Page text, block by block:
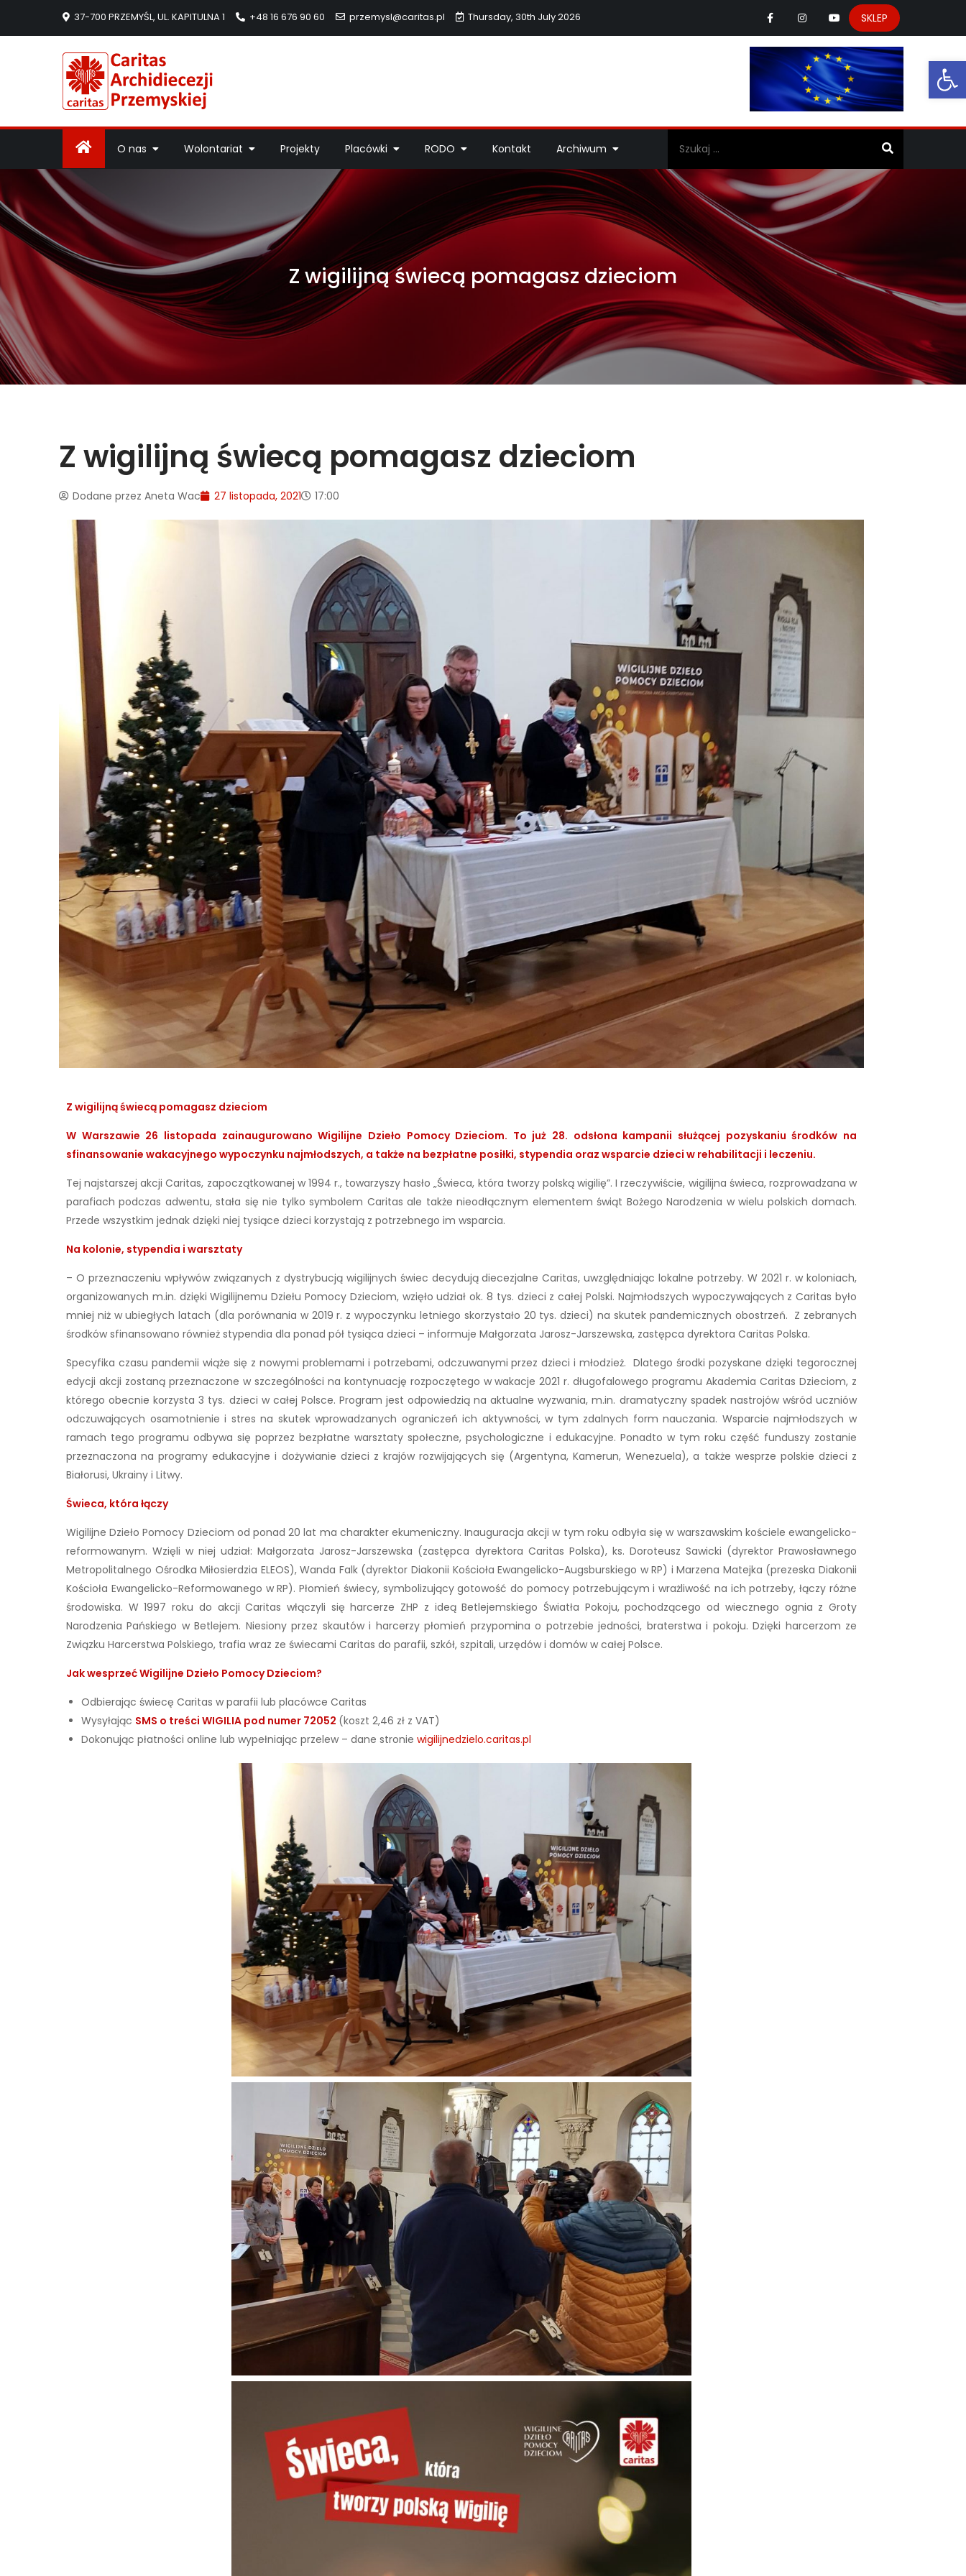
37-700 PRZEMYŚL, UL. KAPITULNA 1 +48 16 676 90 60 przemysl@caritas.pl Thursday, 30th July 2026 SKLEP
O nas Wolontariat Projekty Placówki RODO Kontakt Archiwum
Z wigilijną świecą pomagasz dzieciom
Z wigilijną świecą pomagasz dzieciom
Dodane przez Aneta Wac 27 listopada, 2021 17:00
Z wigilijną świecą pomagasz dzieciom
W Warszawie 26 listopada zainaugurowano Wigilijne Dzieło Pomocy Dzieciom. To już 28. odsłona kampanii służącej pozyskaniu środków na
sfinansowanie wakacyjnego wypoczynku najmłodszych, a także na bezpłatne posiłki, stypendia oraz wsparcie dzieci w rehabilitacji i leczeniu.
Tej najstarszej akcji Caritas, zapoczątkowanej w 1994 r., towarzyszy hasło „Świeca, która tworzy polską wigilię”. I rzeczywiście, wigilijna świeca, rozprowadzana w
parafiach podczas adwentu, stała się nie tylko symbolem Caritas ale także nieodłącznym elementem świąt Bożego Narodzenia w wielu polskich domach.
Przede wszystkim jednak dzięki niej tysiące dzieci korzystają z potrzebnego im wsparcia.
Na kolonie, stypendia i warsztaty
– O przeznaczeniu wpływów związanych z dystrybucją wigilijnych świec decydują diecezjalne Caritas, uwzględniając lokalne potrzeby. W 2021 r. w koloniach,
organizowanych m.in. dzięki Wigilijnemu Dziełu Pomocy Dzieciom, wzięło udział ok. 8 tys. dzieci z całej Polski. Najmłodszych wypoczywających z Caritas było
mniej niż w ubiegłych latach (dla porównania w 2019 r. z wypoczynku letniego skorzystało 20 tys. dzieci) na skutek pandemicznych obostrzeń. Z zebranych
środków sfinansowano również stypendia dla ponad pół tysiąca dzieci – informuje Małgorzata Jarosz-Jarszewska, zastępca dyrektora Caritas Polska.
Specyfika czasu pandemii wiąże się z nowymi problemami i potrzebami, odczuwanymi przez dzieci i młodzież. Dlatego środki pozyskane dzięki tegorocznej
edycji akcji zostaną przeznaczone w szczególności na kontynuację rozpoczętego w wakacje 2021 r. długofalowego programu Akademia Caritas Dzieciom, z
którego obecnie korzysta 3 tys. dzieci w całej Polsce. Program jest odpowiedzią na aktualne wyzwania, m.in. dramatyczny spadek nastrojów wśród uczniów
odczuwających osamotnienie i stres na skutek wprowadzanych ograniczeń ich aktywności, w tym zdalnych form nauczania. Wsparcie najmłodszych w
ramach tego programu odbywa się poprzez bezpłatne warsztaty społeczne, psychologiczne i edukacyjne. Ponadto w tym roku część funduszy zostanie
przeznaczona na programy edukacyjne i dożywianie dzieci z krajów rozwijających się (Argentyna, Kamerun, Wenezuela), a także wesprze polskie dzieci z
Białorusi, Ukrainy i Litwy.
Świeca, która łączy
Wigilijne Dzieło Pomocy Dzieciom od ponad 20 lat ma charakter ekumeniczny. Inauguracja akcji w tym roku odbyła się w warszawskim kościele ewangelicko-
reformowanym. Wzięli w niej udział: Małgorzata Jarosz-Jarszewska (zastępca dyrektora Caritas Polska), ks. Doroteusz Sawicki (dyrektor Prawosławnego
Metropolitalnego Ośrodka Miłosierdzia ELEOS), Wanda Falk (dyrektor Diakonii Kościoła Ewangelicko-Augsburskiego w RP) i Marzena Matejka (prezeska Diakonii
Kościoła Ewangelicko-Reformowanego w RP). Płomień świecy, symbolizujący gotowość do pomocy potrzebującym i wrażliwość na ich potrzeby, łączy różne
środowiska. W 1997 roku do akcji Caritas włączyli się harcerze ZHP z ideą Betlejemskiego Światła Pokoju, pochodzącego od wiecznego ognia z Groty
Narodzenia Pańskiego w Betlejem. Niesiony przez skautów i harcerzy płomień przypomina o potrzebie jedności, braterstwa i pokoju. Dzięki harcerzom ze
Związku Harcerstwa Polskiego, trafia wraz ze świecami Caritas do parafii, szkół, szpitali, urzędów i domów w całej Polsce.
Jak wesprzeć Wigilijne Dzieło Pomocy Dzieciom?
Odbierając świecę Caritas w parafii lub placówce Caritas
Wysyłając SMS o treści WIGILIA pod numer 72052 (koszt 2,46 zł z VAT)
Dokonując płatności online lub wypełniając przelew – dane stronie wigilijnedzielo.caritas.pl